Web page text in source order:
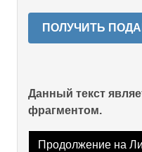
ПОЛУЧИТЬ
Данный текст
фрагментом.
Продолжение на